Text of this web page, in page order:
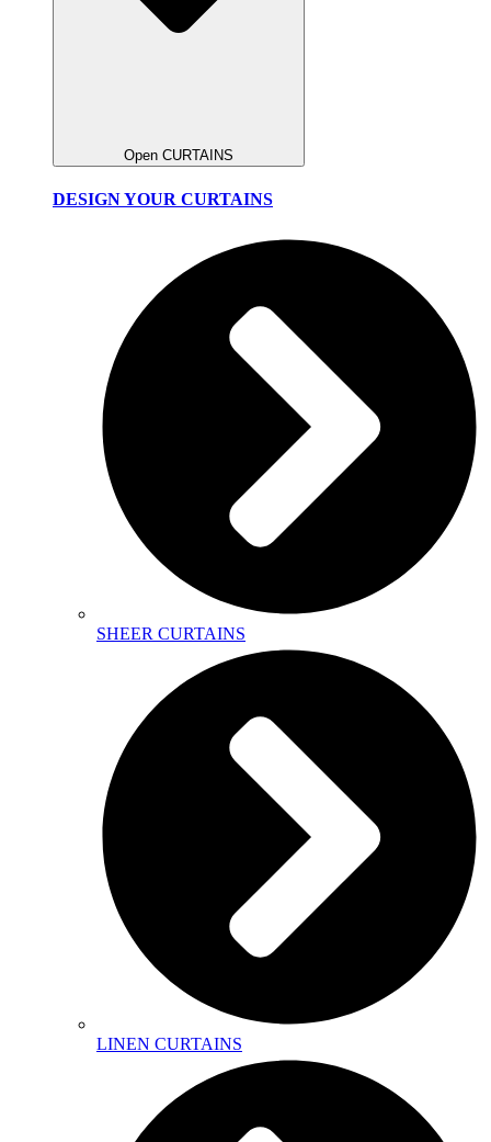
Open CURTAINS
DESIGN YOUR CURTAINS
SHEER CURTAINS
LINEN CURTAINS